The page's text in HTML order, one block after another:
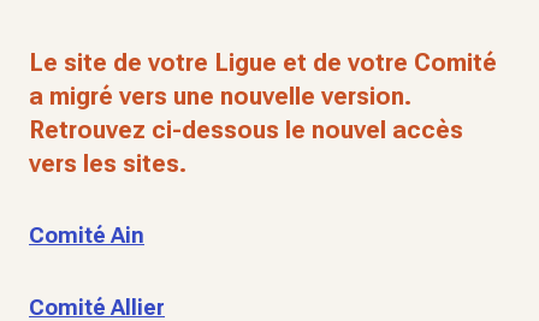
Le site de votre Ligue et de votre Comité
a migré vers une nouvelle version.
Retrouvez ci-dessous le nouvel accès
vers les sites.
Comité Ain
Comité Allier